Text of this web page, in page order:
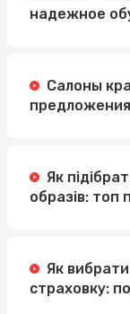
надежное
Салоны
Як
образів: топ
Як
страховку: